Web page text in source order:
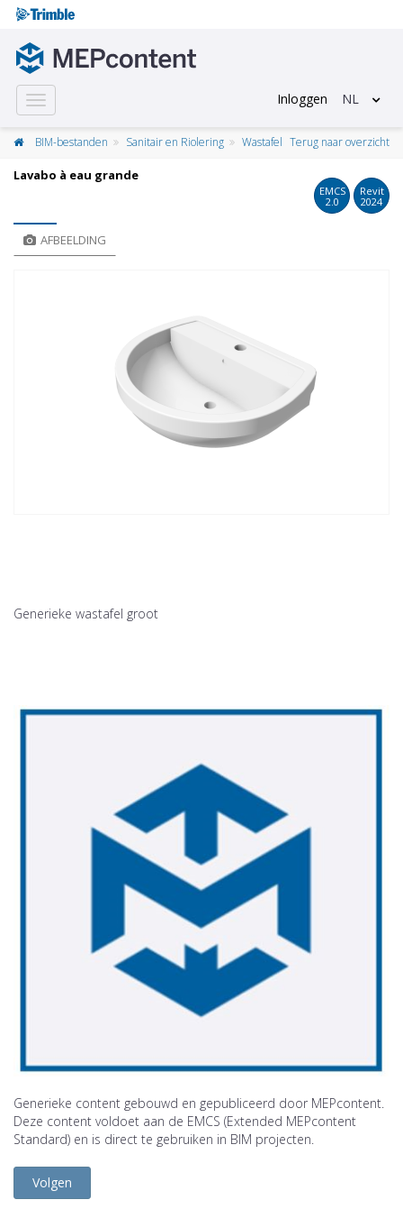
Toggle
navigation
Inloggen NL
BIM-bestanden Sanitair en Riolering Wastafel Terug naar overzicht
Lavabo à eau grande
EMCS
2.0
Revit
2024
AFBEELDING
Generieke wastafel groot
Generieke content gebouwd en gepubliceerd door MEPcontent.
Deze content voldoet aan de EMCS (Extended MEPcontent
Standard) en is direct te gebruiken in BIM projecten.
Volgen